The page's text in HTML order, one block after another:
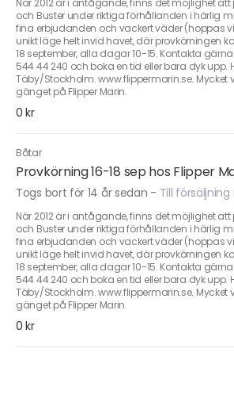
När 2012 är i antågande, finns det möjlighet
och Buster under riktiga förhållanden i härlig
fina erbjudanden och vackert väder (hoppas
unikt läge helt invid havet, där provkörningen
18 september, alla dagar 10-15. Kontakta
544 44 240 och boka en tid eller bara dyk upp.
Täby/Stockholm. www.flippermarin.se. Mycket
gänget på Flipper Marin.
0 kr
Båtar
Provkörning 16-18 sep hos Flipper
Togs bort för 14 år sedan - Till försäljning
När 2012 är i antågande, finns det möjlighet
och Buster under riktiga förhållanden i härlig
fina erbjudanden och vackert väder (hoppas
unikt läge helt invid havet, där provkörningen
18 september, alla dagar 10-15. Kontakta
544 44 240 och boka en tid eller bara dyk upp.
Täby/Stockholm. www.flippermarin.se. Mycket
gänget på Flipper Marin.
0 kr